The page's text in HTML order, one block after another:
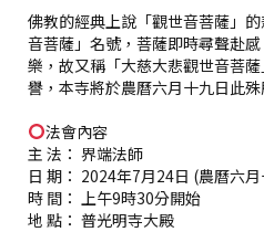
佛教的經典上說「觀世音菩薩」
音菩薩」名號，菩薩即時尋聲赴
樂，故又稱「大慈大悲觀世音菩
譽，本寺將於農曆六月十九日此
法會內容
主 法： 界端法師
日 期： 2024年7月24日 (農曆六
時 間： 上午9時30分開始
地 點： 普光明寺大殿